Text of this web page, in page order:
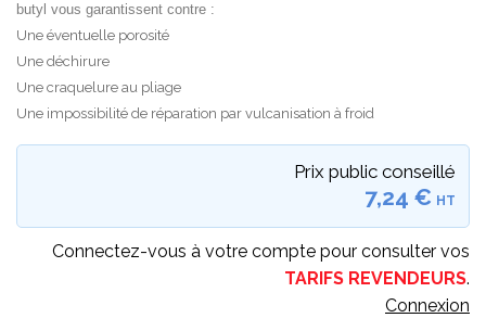
butyl vous garantissent contre :
Une éventuelle porosité
Une déchirure
Une craquelure au pliage
Une impossibilité de réparation par vulcanisation à froid
Prix public conseillé
7,24 € HT
Connectez-vous à votre compte pour consulter vos
TARIFS REVENDEURS.
Connexion